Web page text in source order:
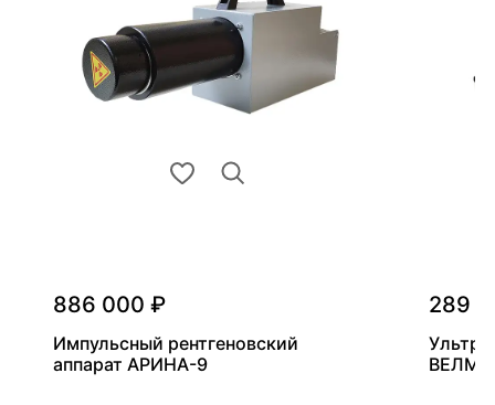
886 000 ₽
Импульсный рентгеновский
аппарат АРИНА-9
289